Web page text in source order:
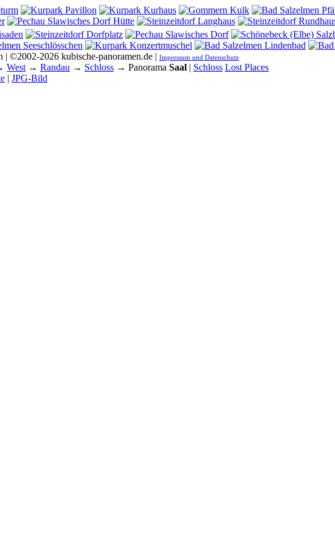
©2002-2026 kubische-panoramen.de | Impressum und Datenschutz
West → Randau → Schloss → Panorama Saal | Schloss Lost Places
| JPG-Bild